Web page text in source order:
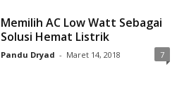
Memilih AC Low Watt Sebagai
Solusi Hemat Listrik
Pandu Dryad - Maret 14, 2018 7